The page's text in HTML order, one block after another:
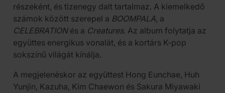
részeként, és tizenegy dalt tartalmaz. A kiemelkedő
számok között szerepel a BOOMPALA, a
CELEBRATIONés a Creatures. Az album folytatja az
együttes energikus vonalát, és a kortárs K-pop
sokszínű világát kínálja.
A megjelenéskor az együttest Hong Eunchae, Huh
Yunjin, Kazuha, Kim Chaewon és Sakura Miyawaki